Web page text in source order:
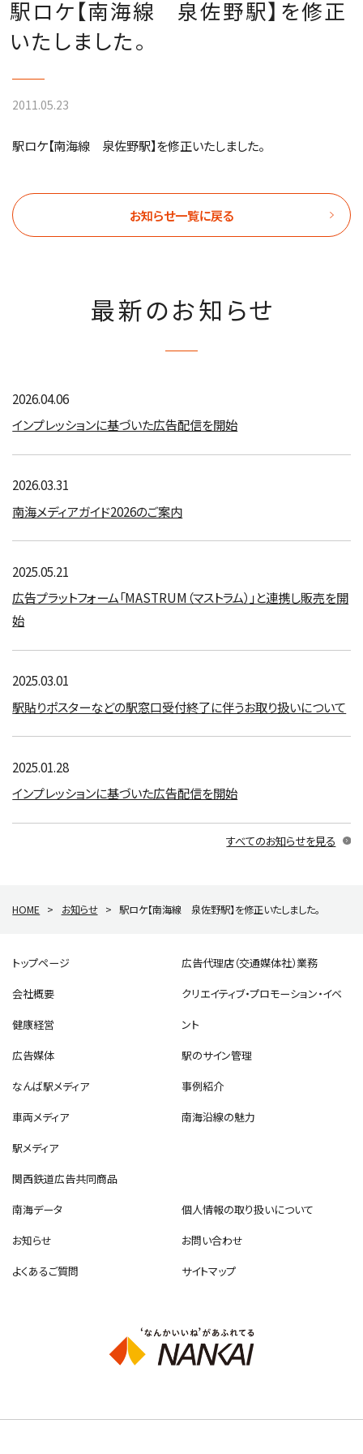
駅ロケ【南海線 泉佐野駅】を修正
いたしました。
2011.05.23
駅ロケ【南海線 泉佐野駅】を修正いたしました。
お知らせ一覧に戻る
最新のお知らせ
2026.04.06
インプレッションに基づいた広告配信を開始
2026.03.31
南海メディアガイド2026のご案内
2025.05.21
広告プラットフォーム「MASTRUM（マストラム）」と連携し販売を開
始
2025.03.01
駅貼りポスターなどの駅窓口受付終了に伴うお取り扱いについて
2025.01.28
インプレッションに基づいた広告配信を開始
すべてのお知らせを見る
HOME > お知らせ > 駅ロケ【南海線 泉佐野駅】を修正いたしました。
トップページ
会社概要
健康経営
広告媒体
なんば駅メディア
車両メディア
駅メディア
関西鉄道広告共同商品
広告代理店（交通媒体社）業務
クリエイティブ・プロモーション・イベ
ント
駅のサイン管理
事例紹介
南海沿線の魅力
南海データ
個人情報の取り扱いについて
お知らせ
お問い合わせ
よくあるご質問
サイトマップ